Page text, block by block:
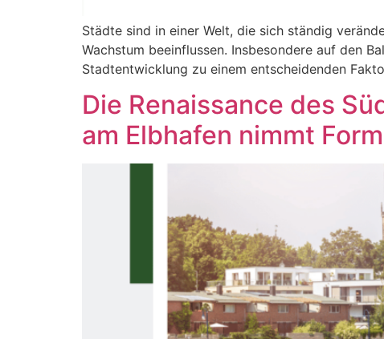
Städte sind in einer Welt, die sich ständig
Wachstum beeinflussen. Insbesondere auf den
Stadtentwicklung zu einem entscheidenden
Die Renaissance des
am Elbhafen nimmt